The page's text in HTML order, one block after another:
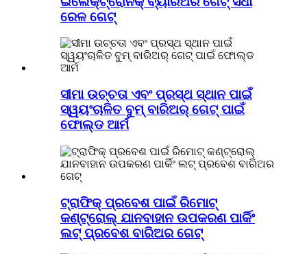
ରେଳ ଗେଟ୍
ସୀମା ଉଚ୍ଚତା ଏବଂ ପ୍ରସ୍ଥ ସ୍ଥାନ ପାଇଁ
ସ୍ୱୟଂଚାଳିତ ବୁମ୍ ବାରିଅର୍ ଗେଟ୍ ପାଇଁ
ଫୋଲ୍ଡ ଆର୍ମ
ଟ୍ରାଫିକ୍ ପ୍ରବେଶ ପାଇଁ ରିମୋଟ୍
କଣ୍ଟ୍ରୋଲ୍ ଯାନବାହାନ ଉପକରଣ ପାର୍କିଂ
ଲଟ୍ ପ୍ରବେଶ ବାରିଅର ଗେଟ୍